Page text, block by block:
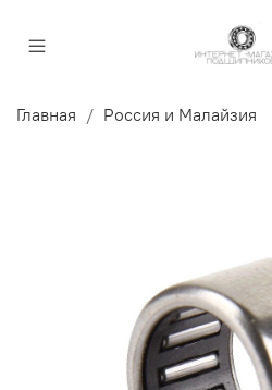
Главная Россия и Малайзия